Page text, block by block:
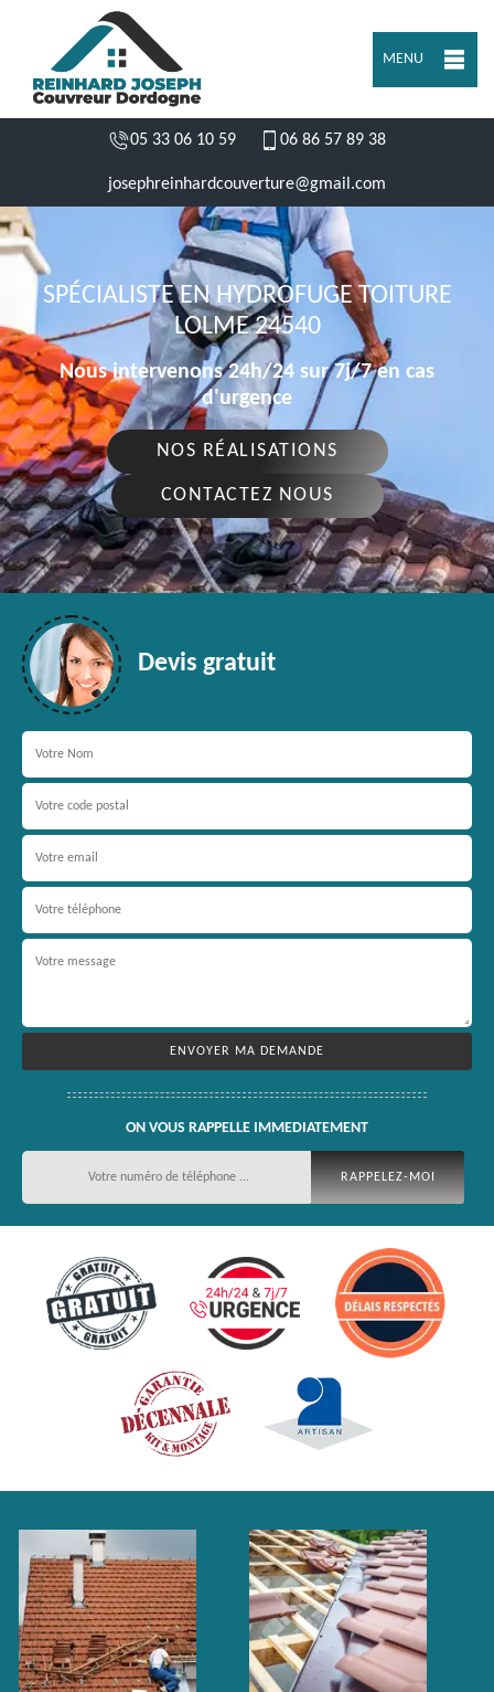
MENU
05 33 06 10 59 06 86 57 89 38
josephreinhardcouverture@gmail.com
SPÉCIALISTE EN HYDROFUGE TOITURE
LOLME 24540
Nous intervenons 24h/24 sur 7j/7 en cas
d'urgence
NOS RÉALISATIONS
CONTACTEZ NOUS
Devis gratuit
ON VOUS RAPPELLE IMMEDIATEMENT